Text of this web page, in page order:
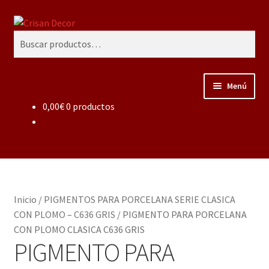
Ir
Ir
contenido
Buscar
Menú
Regalos infantiles, vajillas y canastillas bebé
Regalo personalizado, estuches copas grabadas, regalo
Accesorios de baños rústicos y modernos
0,00€0 productos
Inicio / PIGMENTOS PARA PORCELANA SERIE CLASICA
CON PLOMO – C636 GRIS / PIGMENTO PARA PORCELANA
CON PLOMO CLASICA C636 GRIS
PIGMENTO PARA